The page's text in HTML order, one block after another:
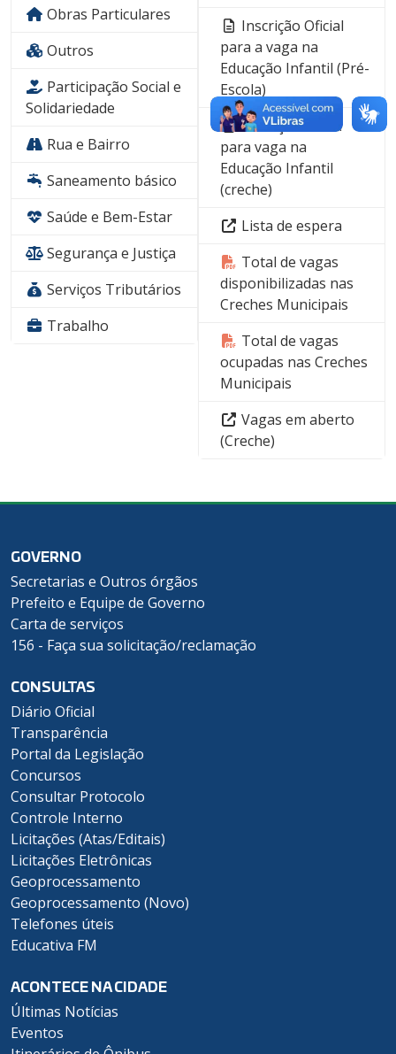
Obras Particulares
Outros
Participação Social e
Solidariedade
Rua e Bairro
Saneamento básico
Saúde e Bem-Estar
Segurança e Justiça
Serviços Tributários
Trabalho
Inscrição Oficial
para a vaga na
Educação Infantil (Pré-
Escola)
Inscrição oficial
para vaga na
Educação Infantil
(creche)
Lista de espera
Total de vagas
disponibilizadas nas
Creches Municipais
Total de vagas
ocupadas nas Creches
Municipais
Vagas em aberto
(Creche)
GOVERNO
Secretarias e Outros órgãos
Prefeito e Equipe de Governo
Carta de serviços
156 - Faça sua solicitação/reclamação
CONSULTAS
Diário Oficial
Transparência
Portal da Legislação
Concursos
Consultar Protocolo
Controle Interno
Licitações (Atas/Editais)
Licitações Eletrônicas
Geoprocessamento
Geoprocessamento (Novo)
Telefones úteis
Educativa FM
ACONTECE NA CIDADE
Últimas Notícias
Eventos